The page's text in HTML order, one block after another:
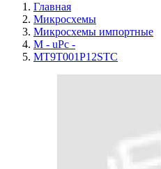
Главная
Микросхемы
Микросхемы импортные
M - uPc -
MT9T001P12STC